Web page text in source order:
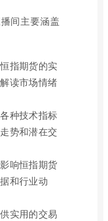
间主要涵盖
指期货的实
读市场情绪
种技术指标
势和潜在交
响恒指期货
和行业动
实用的交易